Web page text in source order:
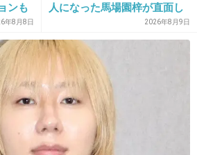
的に全然変わらないよね。
昔の話題になったとき強い。
ンも
年8月8日
人になった馬場園梓が直面し
た現実、そして携える芸人と
しての矜持
2026年8月9日